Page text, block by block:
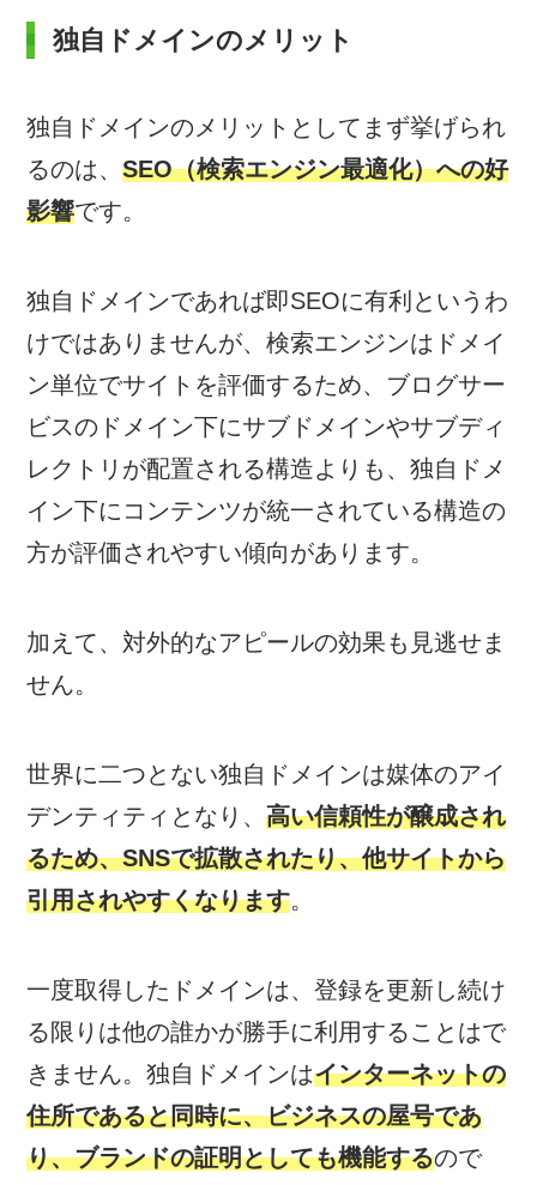
独自ドメインのメリット
独自ドメインのメリットとしてまず挙げられ
るのは、SEO（検索エンジン最適化）への好
影響です。
独自ドメインであれば即SEOに有利というわ
けではありませんが、検索エンジンはドメイ
ン単位でサイトを評価するため、ブログサー
ビスのドメイン下にサブドメインやサブディ
レクトリが配置される構造よりも、独自ドメ
イン下にコンテンツが統一されている構造の
方が評価されやすい傾向があります。
加えて、対外的なアピールの効果も見逃せま
せん。
世界に二つとない独自ドメインは媒体のアイ
デンティティとなり、高い信頼性が醸成され
るため、SNSで拡散されたり、他サイトから
引用されやすくなります。
一度取得したドメインは、登録を更新し続け
る限りは他の誰かが勝手に利用することはで
きません。独自ドメインはインターネットの
住所であると同時に、ビジネスの屋号であ
り、ブランドの証明としても機能するので